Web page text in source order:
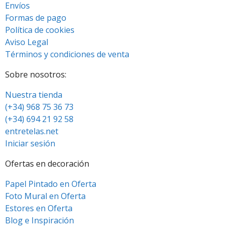
Envíos
Formas de pago
Política de cookies
Aviso Legal
Términos y condiciones de venta
Sobre nosotros:
Nuestra tienda
(+34) 968 75 36 73
(+34) 694 21 92 58
entretelas.net
Iniciar sesión
Ofertas en decoración
Papel Pintado en Oferta
Foto Mural en Oferta
Estores en Oferta
Blog e Inspiración